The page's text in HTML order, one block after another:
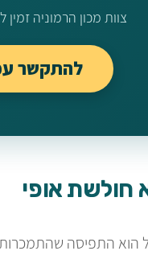
צוות מכון הרמוניה
להתקשר עכשיו:
חולשת אופי
התפיסה